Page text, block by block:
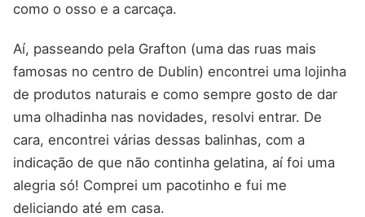
como o osso e a carcaça.
Aí, passeando pela Grafton (uma das ruas mais
famosas no centro de Dublin) encontrei uma lojinha
de produtos naturais e como sempre gosto de dar
uma olhadinha nas novidades, resolvi entrar. De
cara, encontrei várias dessas balinhas, com a
indicação de que não continha gelatina, aí foi uma
alegria só! Comprei um pacotinho e fui me
deliciando até em casa.